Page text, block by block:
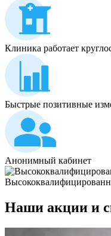
Клиника работает
Быстрые позитивные
Анонимный кабинет
Наши акции и